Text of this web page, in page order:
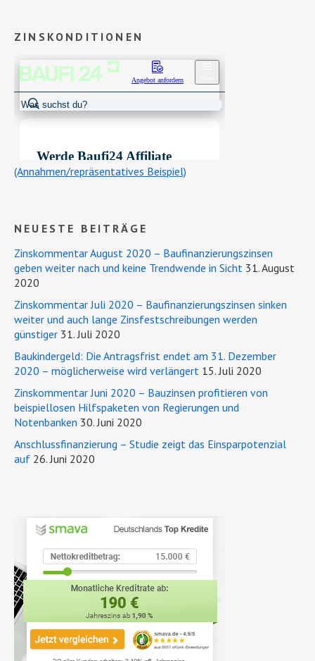
ZINSKONDITIONEN
(Annahmen/repräsentatives Beispiel)
NEUESTE BEITRÄGE
Zinskommentar August 2020 – Baufinanzierungszinsen
geben weiter nach und keine Trendwende in Sicht 31. August
2020
Zinskommentar Juli 2020 – Baufinanzierungszinsen sinken
weiter und auch lange Zinsfestschreibungen werden
günstiger 31. Juli 2020
Baukindergeld: Die Antragsfrist endet am 31. Dezember
2020 – möglicherweise wird verlängert 15. Juli 2020
Zinskommentar Juni 2020 – Bauzinsen profitieren von
beispiellosen Hilfspaketen von Regierungen und
Notenbanken 30. Juni 2020
Anschlussfinanzierung – Studie zeigt das Einsparpotenzial
auf 26. Juni 2020